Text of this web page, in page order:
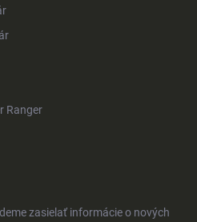
Ranger
zasielať informácie o nových